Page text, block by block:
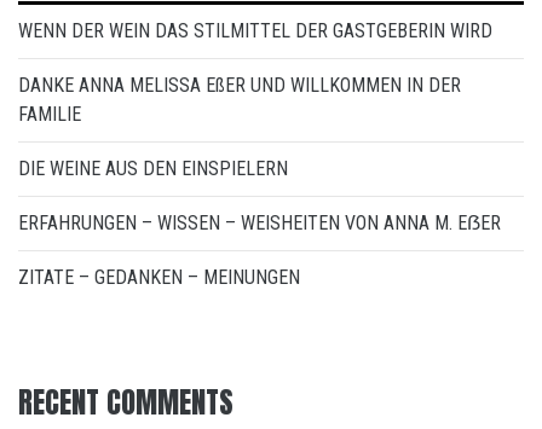
WENN DER WEIN DAS STILMITTEL DER GASTGEBERIN WIRD
DANKE ANNA MELISSA EßER UND WILLKOMMEN IN DER
FAMILIE
DIE WEINE AUS DEN EINSPIELERN
ERFAHRUNGEN – WISSEN – WEISHEITEN VON ANNA M. EẞER
ZITATE – GEDANKEN – MEINUNGEN
RECENT COMMENTS